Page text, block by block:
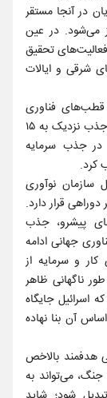
در آنجا مستقر
می‌شود. در عین
تحقیق
شرقی و ایالات
قطب‌های فناوری
پیشرو در جهان حفظ کرده است. در سال ۲۰۲۵، با جذب نزدیک به ۱۵
در جذب سرمایه
کرد.
سازمان نوآوری
قرار دارد.
پیشرو، جذب
جهانی ادامه
و سرمایه از
ناگهانی ظاهر
اسرائیل جایگاه
آن بنا نهاده
هدفمند بالاخص
می‌تواند به